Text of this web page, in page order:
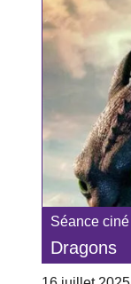
Séance ciné
Dragons